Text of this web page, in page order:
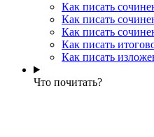
Как писать
Как писать
Как писать
Как писать
Как писать
Что почитать?